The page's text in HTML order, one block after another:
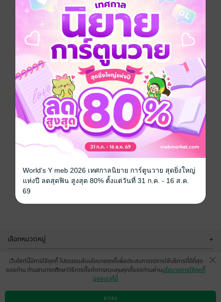
เลือกหมวดหมู่ +
บริการช่วยเหลือ +
เว็บไซต์นี้มีการใช้คุกกี้ โปรดยอมรับนโยบายคุกกี้เพื่อประสบการณ์การใช้บริการที่ดีที่สุด
ของท่าน ท่านสามารถศึกษาวิธีการตั้งค่าการควบคุมคุกกี้ของท่านผ่านนโยบายการใช้คุกกี้
ของเราที่นี่
ตกลง
World's Y meb 2026 เทศกาลนิยาย การ์ตูนวาย สุดยิ่งใหญ่
แห่งปี ลดสุดฟิน สูงสุด 80% ตั้งแต่วันที่ 31 ก.ค. - 16 ส.ค.
69